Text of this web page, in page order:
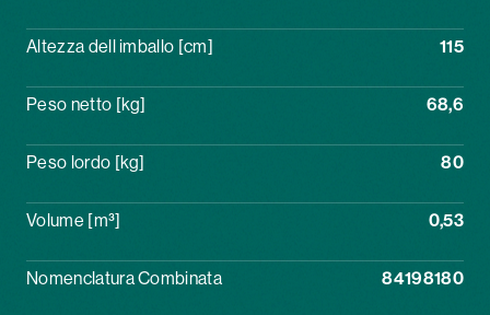
Altezza dell imballo [cm] 115
Peso netto [kg] 68,6
Peso lordo [kg] 80
Volume [m³] 0,53
Nomenclatura Combinata 84198180